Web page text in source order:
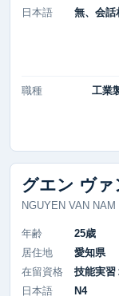
日本語
無、会話
職種 工業
グエン ヴァ
NGUYEN VAN NAM
年齢
25歳
居住地
愛知県
在留資格
技能実習
日本語
N4